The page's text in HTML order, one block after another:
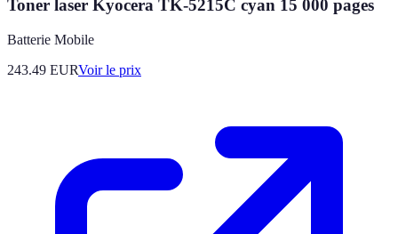
Toner laser Kyocera TK-5215C cyan 15 000 pages
Batterie Mobile
243.49 EURVoir le prix